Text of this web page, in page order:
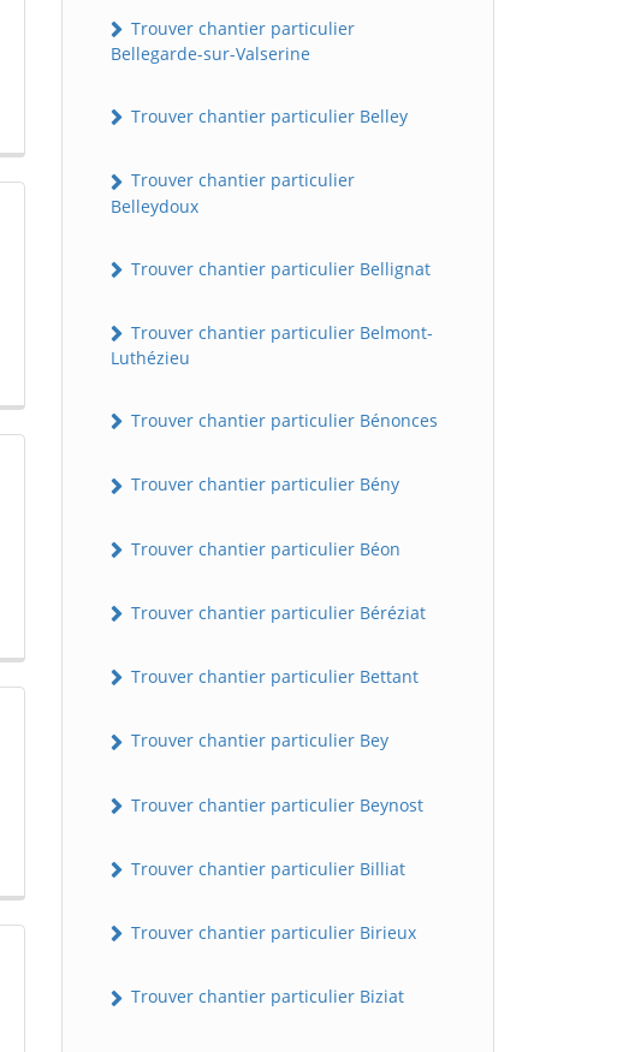
Trouver chantier particulier
Bellegarde-sur-Valserine
Trouver chantier particulier Belley
Trouver chantier particulier
Belleydoux
Trouver chantier particulier Bellignat
Trouver chantier particulier Belmont-
Luthézieu
Trouver chantier particulier Bénonces
Trouver chantier particulier Bény
Trouver chantier particulier Béon
Trouver chantier particulier Béréziat
Trouver chantier particulier Bettant
Trouver chantier particulier Bey
Trouver chantier particulier Beynost
Trouver chantier particulier Billiat
Trouver chantier particulier Birieux
Trouver chantier particulier Biziat